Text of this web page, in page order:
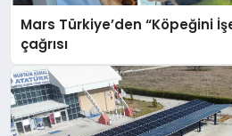
Mars Türkiye’den “Köpeğini
çağrısı